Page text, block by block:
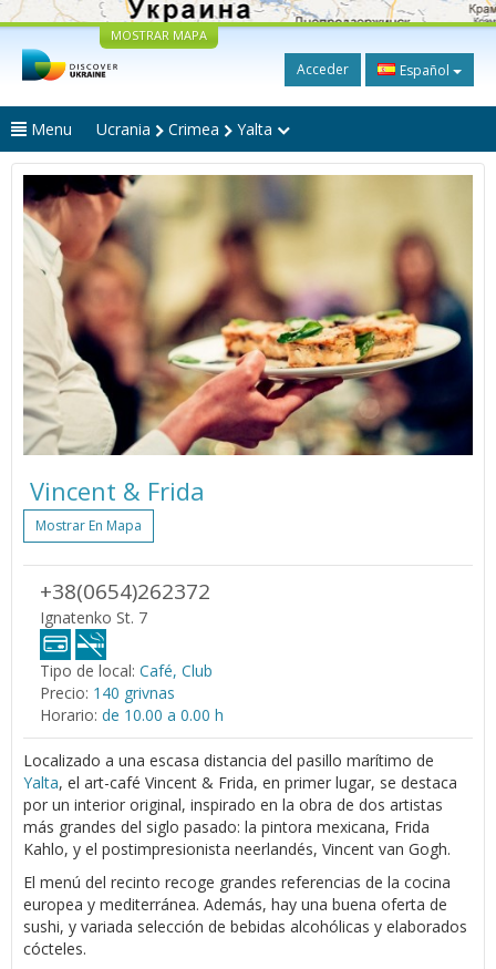
MOSTRAR MAPA
Acceder Español
Menu Ucrania Crimea Yalta
Vincent & Frida
Mostrar En Mapa
+38(0654)262372
Ignatenko St. 7
Tipo de local: Café, Club
Precio: 140 grivnas
Horario: de 10.00 a 0.00 h
Localizado a una escasa distancia del pasillo marítimo de
Yalta, el art-café Vincent & Frida, en primer lugar, se destaca
por un interior original, inspirado en la obra de dos artistas
más grandes del siglo pasado: la pintora mexicana, Frida
Kahlo, y el postimpresionista neerlandés, Vincent van Gogh.
El menú del recinto recoge grandes referencias de la cocina
europea y mediterránea. Además, hay una buena oferta de
sushi, y variada selección de bebidas alcohólicas y elaborados
cócteles.